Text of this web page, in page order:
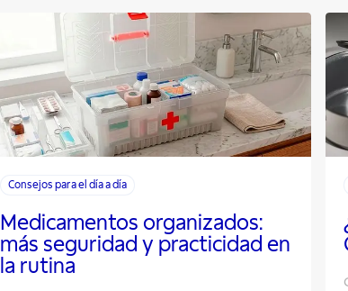
Consejos para el día a día
Medicamentos organizados:
más seguridad y practicidad en
la rutina